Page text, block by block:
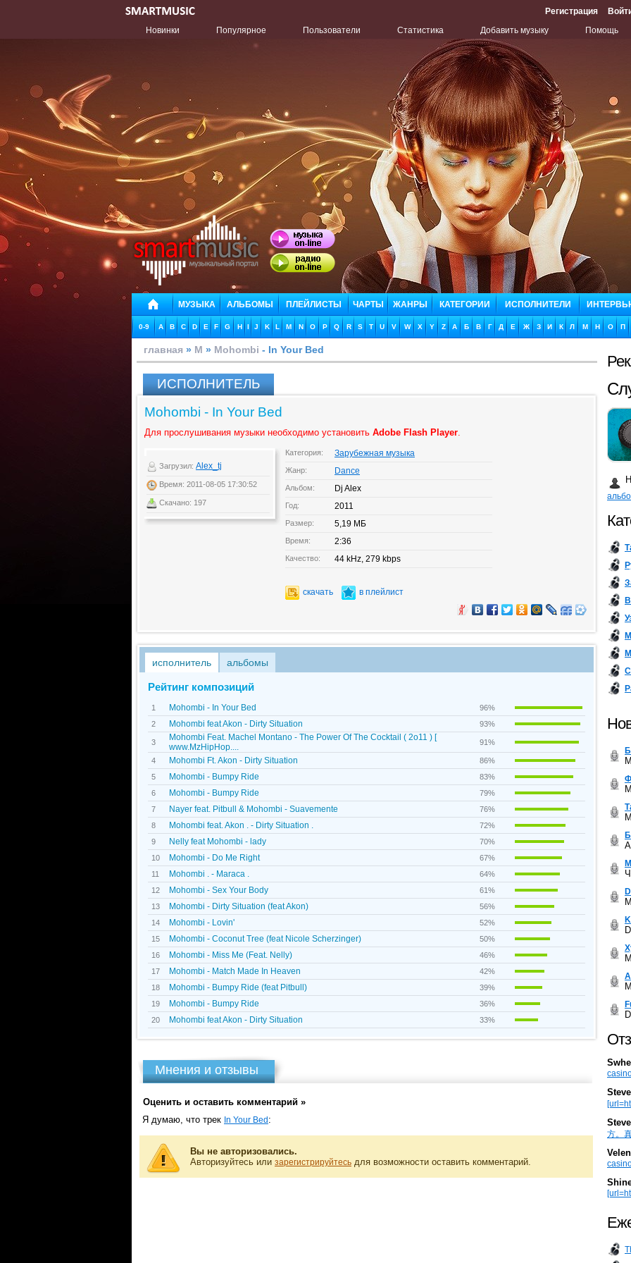
Регистрация
Новинки
Популярное Пользователи Статистика Добавить музыку Помощь
МУЗЫКА АЛЬБОМЫ ПЛЕЙЛИСТЫ ЧАРТЫ ЖАНРЫ КАТЕГОРИИ ИСПОЛНИТЕЛИ
0-9 A B C D E F G H I J K L M N O P Q R S T U V W X Y Z А Б В Г Д Е Ж З И К Л М Н О П
главная » M » Mohombi - In Your Bed
ИСПОЛНИТЕЛЬ
Mohombi - In Your Bed
Для прослушивания музыки необходимо установить Adobe Flash Player.
Загрузил: Alex_tj
Время: 2011-08-05 17:30:52
Скачано: 197
Категория: Зарубежная музыка
Жанр: Dance
Альбом: Dj Alex
Год: 2011
Размер: 5,19 МБ
Время: 2:36
Качество: 44 kHz, 279 kbps
скачать в плейлист
исполнитель альбомы
Рейтинг композиций
1 Mohombi - In Your Bed
96%
2
Mohombi feat Akon - Dirty Situation 93%
3
Mohombi Feat. Machel Montano - The Power Of The Cocktail ( 2o11 ) [
www.MzHipHop....
91%
4 Mohombi Ft. Akon - Dirty Situation
86%
5
Mohombi - Bumpy Ride
83%
6
Mohombi - Bumpy Ride
79%
7
Nayer feat. Pitbull & Mohombi - Suavemente
76%
8
Mohombi feat. Akon . - Dirty Situation .
72%
9
Nelly feat Mohombi - lady
70%
10
Mohombi - Do Me Right
67%
11
Mohombi . - Maraca .
64%
12
Mohombi - Sex Your Body
61%
13
Mohombi - Dirty Situation (feat Akon)
56%
14
Mohombi - Lovin'
52%
15
Mohombi - Coconut Tree (feat Nicole Scherzinger)
50%
16
Mohombi - Miss Me (Feat. Nelly)
46%
17
Mohombi - Match Made In Heaven
42%
18
Mohombi - Bumpy Ride (feat Pitbull)
39%
19
Mohombi - Bumpy Ride
36%
20
Mohombi feat Akon - Dirty Situation 33%
Мнения и отзывы
Оценить и оставить комментарий »
Я думаю, что трек In Your Bed :
Вы не авторизовались.
Авторизуйтесь или зарегистрируйтесь для возможности оставить комментарий.
方。